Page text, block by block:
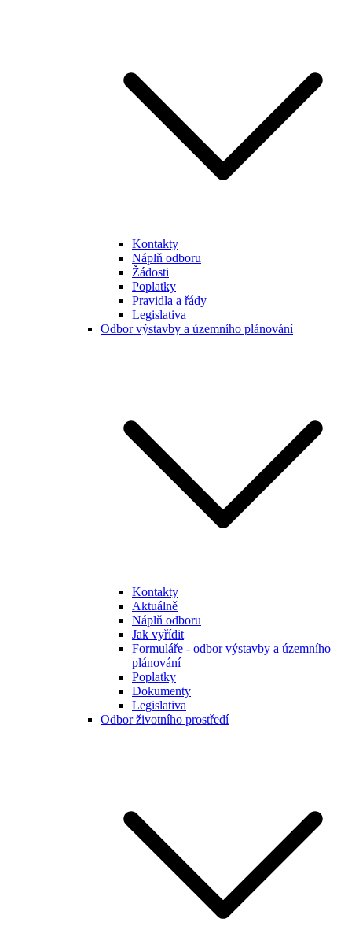
Kontakty
Náplň odboru
Žádosti
Poplatky
Pravidla a řády
Legislativa
Odbor výstavby a územního plánování
Kontakty
Aktuálně
Náplň odboru
Jak vyřídit
Formuláře - odbor výstavby a územního
plánování
Poplatky
Dokumenty
Legislativa
Odbor životního prostředí